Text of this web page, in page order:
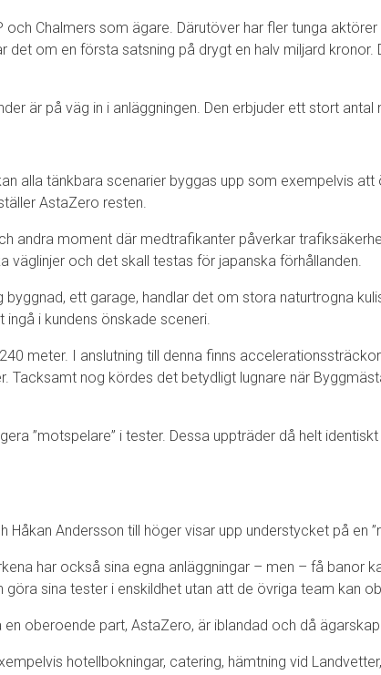
Chalmers som ägare. Därutöver har fler tunga
om en första satsning på drygt en halv miljard kronor.
är på väg in i anläggningen. Den erbjuder ett stort
alla tänkbara scenarier byggas upp som exempelvis
AstaZero resten.
moment där medtrafikanter påverkar
väglinjer och det skall testas för japanska förhållanden.
ett garage, handlar det om stora naturtrogna
i kundens önskade sceneri.
meter. I anslutning till denna finns
Tacksamt nog kördes det betydligt lugnare när
”motspelare” i tester. Dessa uppträder då helt
Andersson till höger visar upp understycket på en
har också sina egna anläggningar – men – få banor
sina tester i enskildhet utan att de övriga team kan
oberoende part, AstaZero, är iblandad och då
hotellbokningar, catering, hämtning vid